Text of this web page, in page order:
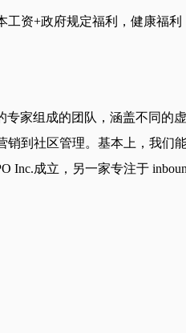
资+政府规定福利，健康福
专家组成的团队，涵盖不同
到社区管理。基本上，我们
Inc.成立，另一家专注于